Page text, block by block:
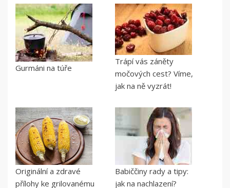
Gurmáni na túře
Trápí vás záněty
močových cest? Víme,
jak na ně vyzrát!
Originální a zdravé
přílohy ke grilovanému
Babiččiny rady a tipy:
jak na nachlazení?